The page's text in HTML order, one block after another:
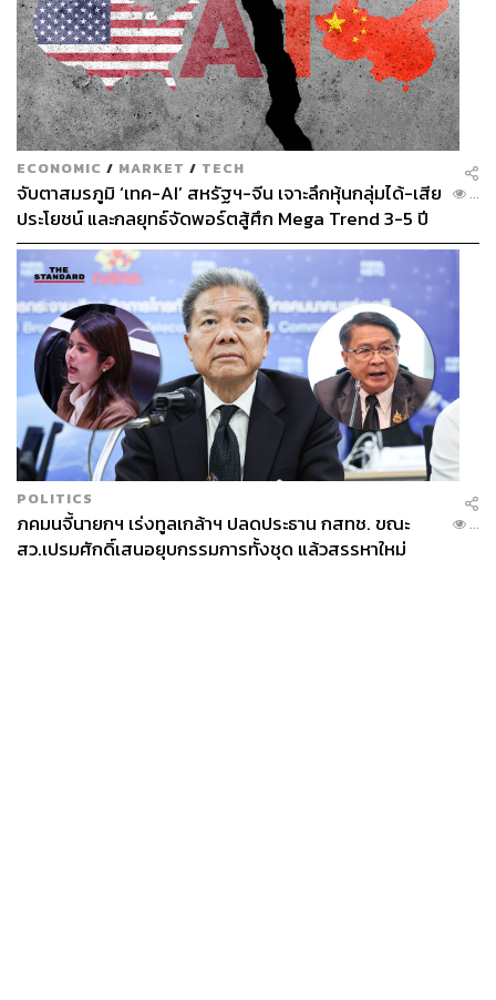
ECONOMIC / MARKET / TECH
จับตาสมรภูมิ ‘เทค-AI’ สหรัฐฯ-จีน เจาะลึกหุ้นกลุ่มได้-เสีย
ประโยชน์ และกลยุทธ์จัดพอร์ตสู้ศึก Mega Trend 3-5 ปี
ข้างหน้า
...
POLITICS
ภคมนจี้นายกฯ เร่งทูลเกล้าฯ ปลดประธาน กสทช. ขณะ
สว.เปรมศักดิ์เสนอยุบกรรมการทั้งชุด แล้วสรรหาใหม่
...